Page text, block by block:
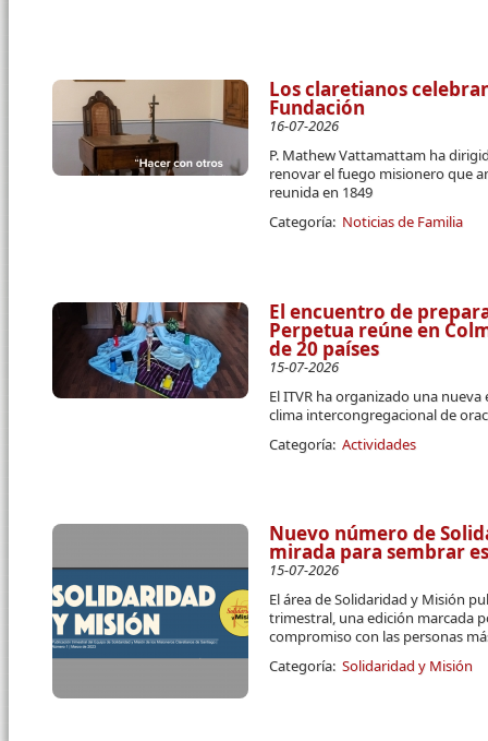
Los claretianos
Fundación
16-07-2026
P. Mathew Vattamattam ha
renovar el fuego misionero que
reunida en 1849
Categoría: Noticias de Familia
El encuentro de
Perpetua reúne en
de 20 países
15-07-2026
El ITVR ha organizado una
clima intercongregacional de
Categoría: Actividades
Nuevo número de
mirada para sembrar
15-07-2026
El área de Solidaridad y Misión
trimestral, una edición marcada
compromiso con las personas
Categoría: Solidaridad y Misión